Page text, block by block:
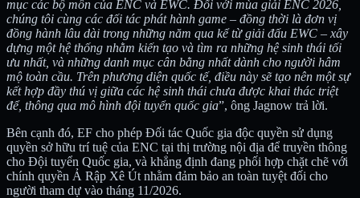
mục các bộ môn của ENC và EWC. Đối với mùa giải ENC 2026,
chúng tôi cùng các đối tác phát hành game – đồng thời là đơn vị
đồng hành lâu dài trong những năm qua kể từ giải đấu EWC – xây
dựng một hệ thống nhằm kiến tạo và tìm ra những hệ sinh thái tối
ưu nhất, và những danh mục cân bằng nhất dành cho người hâm
mộ toàn cầu. Trên phương diện quốc tế, điều này sẽ tạo nên một sự
kết hợp đầy thú vị giữa các hệ sinh thái chưa được khai thác triệt
để, thông qua mô hình đội tuyển quốc gia”, ông Jagnow trả lời.
Bên cạnh đó, EF cho phép Đối tác Quốc gia độc quyền sử dụng
quyền sở hữu trí tuệ của ENC tại thị trường nội địa để truyền thông
cho Đội tuyển Quốc gia, và khẳng định đang phối hợp chặt chẽ với
chính quyền Ả Rập Xê Út nhằm đảm bảo an toàn tuyệt đối cho
người tham dự vào tháng 11/2026.